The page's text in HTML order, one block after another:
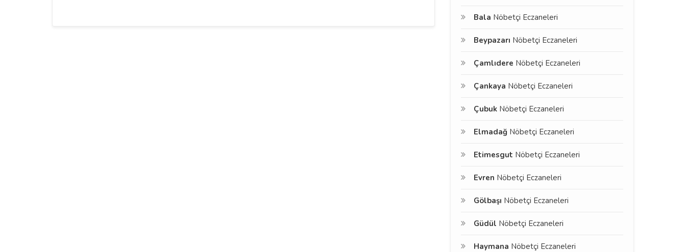
Bala Nöbetçi Eczaneleri
Beypazarı Nöbetçi Eczaneleri
Çamlıdere Nöbetçi Eczaneleri
Çankaya Nöbetçi Eczaneleri
Çubuk Nöbetçi Eczaneleri
Elmadağ Nöbetçi Eczaneleri
Etimesgut Nöbetçi Eczaneleri
Evren Nöbetçi Eczaneleri
Gölbaşı Nöbetçi Eczaneleri
Güdül Nöbetçi Eczaneleri
Haymana Nöbetçi Eczaneleri